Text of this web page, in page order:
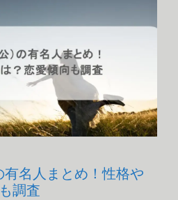
有名人まとめ！性格や
調査